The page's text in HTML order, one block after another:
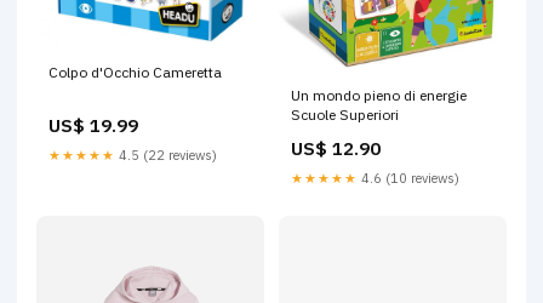
Colpo d'Occhio Cameretta
US$ 19.99
★★★★★ 4.5 (22 reviews)
Un mondo pieno di energie
Scuole Superiori
US$ 12.90
★★★★★ 4.6 (10 reviews)